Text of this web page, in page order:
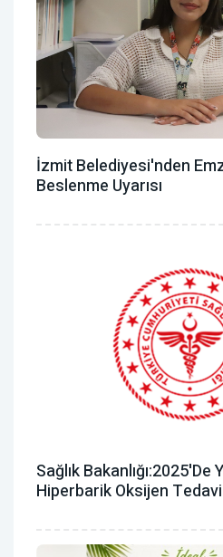
İzmit Belediyesi'nden
Beslenme Uyarısı
Sağlık Bakanlığı:2025'de
Hiperbarik Oksijen